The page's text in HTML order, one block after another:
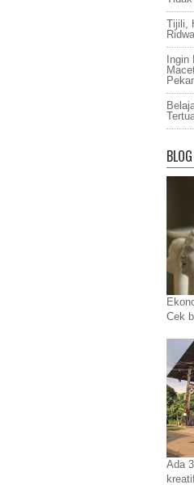
Tijili,
Cek
Ada